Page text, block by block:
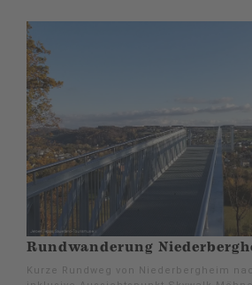
Rundwanderung
Kurze Rundweg von Niederbergheim